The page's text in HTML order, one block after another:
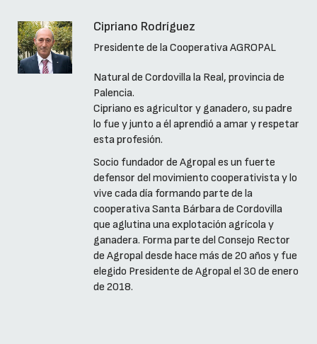
Cipriano Rodríguez
Presidente de la Cooperativa AGROPAL
Natural de Cordovilla la Real, provincia de
Palencia.
Cipriano es agricultor y ganadero, su padre
lo fue y junto a él aprendió a amar y respetar
esta profesión.
Socio fundador de Agropal es un fuerte
defensor del movimiento cooperativista y lo
vive cada día formando parte de la
cooperativa Santa Bárbara de Cordovilla
que aglutina una explotación agrícola y
ganadera. Forma parte del Consejo Rector
de Agropal desde hace más de 20 años y fue
elegido Presidente de Agropal el 30 de enero
de 2018.